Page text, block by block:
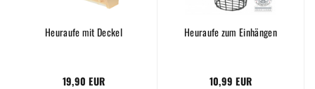
Heuraufe mit Deckel
19,90 EUR
Heuraufe zum Einhängen
10,99 EUR